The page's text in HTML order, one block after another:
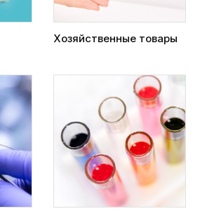
Хозяйственные товары